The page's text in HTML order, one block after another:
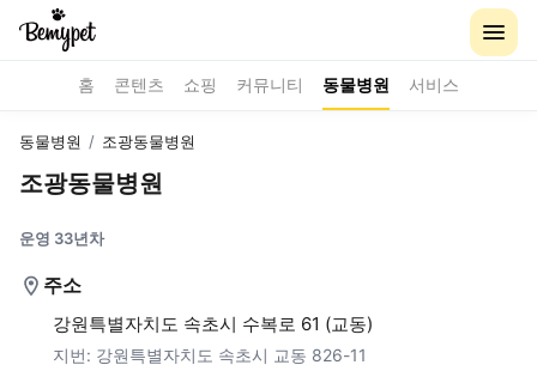
홈 콘텐츠 쇼핑 커뮤니티 동물병원 서비스
동물병원 / 조광동물병원
조광동물병원
운영 33년차
주소
강원특별자치도 속초시 수복로 61 (교동)
지번: 강원특별자치도 속초시 교동 826-11